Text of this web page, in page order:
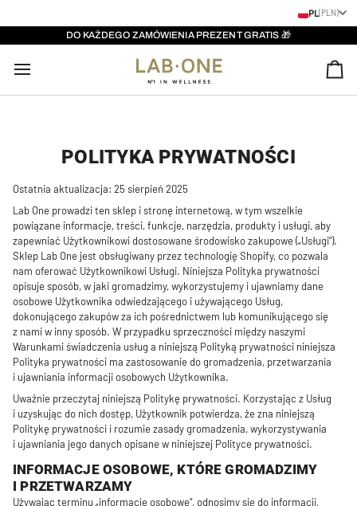
PL(PLN)
DO KAŻDEGO ZAMÓWIENIA PREZENT GRATIS 🎁
POLITYKA PRYWATNOŚCI
Ostatnia aktualizacja: 25 sierpień 2025
Lab One prowadzi ten sklep i stronę internetową, w tym wszelkie
powiązane informacje, treści, funkcje, narzędzia, produkty i usługi, aby
zapewniać Użytkownikowi dostosowane środowisko zakupowe („Usługi”).
Sklep Lab One jest obsługiwany przez technologię Shopify, co pozwala
nam oferować Użytkownikowi Usługi. Niniejsza Polityka prywatności
opisuje sposób, w jaki gromadzimy, wykorzystujemy i ujawniamy dane
osobowe Użytkownika odwiedzającego i używającego Usług,
dokonującego zakupów za ich pośrednictwem lub komunikującego się
z nami w inny sposób. W przypadku sprzeczności między naszymi
Warunkami świadczenia usług a niniejszą Polityką prywatności niniejsza
Polityka prywatności ma zastosowanie do gromadzenia, przetwarzania
i ujawniania informacji osobowych Użytkownika.
Uważnie przeczytaj niniejszą Politykę prywatności. Korzystając z Usług
i uzyskując do nich dostęp, Użytkownik potwierdza, że zna niniejszą
Politykę prywatności i rozumie zasady gromadzenia, wykorzystywania
i ujawniania jego danych opisane w niniejszej Polityce prywatności.
INFORMACJE OSOBOWE, KTÓRE GROMADZIMY
I PRZETWARZAMY
Używając terminu „informacje osobowe”, odnosimy się do informacji,